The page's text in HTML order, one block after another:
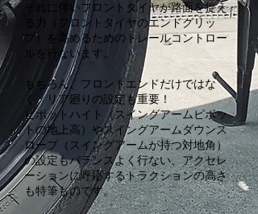
それに伴いフロントタイヤが路面を捉え
る力（フロントタイヤのエンドグリッ
プ）を高めるためのトレールコントロー
ルを行ないます。
もちろん、フロントエンドだけではな
く、リア廻りの設定も重要！
ピボットハイト（スイングアームピボッ
トの地上高）やスイングアームダウンス
ロープ（スイングアームが持つ対地角）
の設定もバランスよく行ない、アクセレ
ーションに呼応するトラクションの高さ
も特筆ものです。